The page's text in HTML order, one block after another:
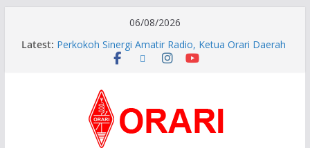
06/08/2026
Latest: Aftiyedi Dalimunthe (YC5NNF) Resmi Pimpin ORARI
Lokal Bengkalis 2026–2029, Dikukuhkan Langsung
Riau Beserta Jajaran Hadiri Muslok III Bengkalis
Pererat Silaturahmi, Pengurus Baru ORARI Riau
Audiensi dan Siap Bersinergi dengan Diskominfotik
Orlok Bukittinggi Agam-YH5AK Gelar Diksar CORE